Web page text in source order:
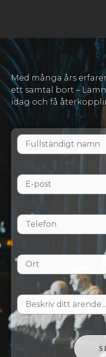
Med många års
ett samtal bort –
idag och få